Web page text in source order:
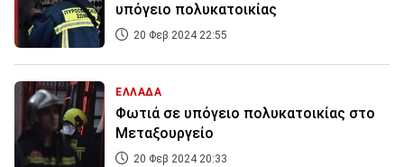
υπόγειο πολυκατοικίας
20 Φεβ 2024 22:55
ΕΛΛΑΔΑ
Φωτιά σε υπόγειο πολυκατοικίας στο
Μεταξουργείο
20 Φεβ 2024 20:33